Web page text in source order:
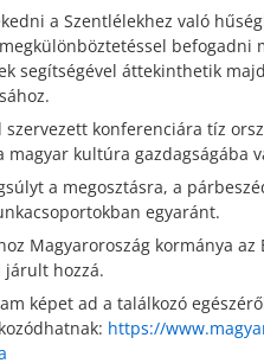
a Szentlélekhez való
befogadni
segítségével áttekinthetik
szervezett konferenciára tíz
magyar kultúra gazdagságába
a megosztásra, a
egyaránt.
Magyaroroszág kormánya az
járult hozzá.
képet ad a találkozó
https://